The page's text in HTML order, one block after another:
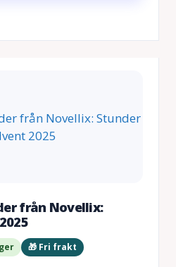
från Novellix:
🎁 Fri frakt